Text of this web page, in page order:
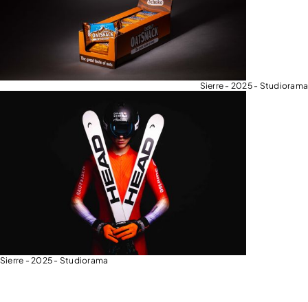
Sierre - 2025 - Studiorama
Sierre - 2025 - Studiorama